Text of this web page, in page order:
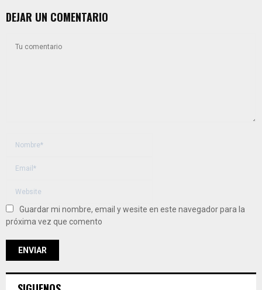
DEJAR UN COMENTARIO
Guardar mi nombre, email y wesite en este navegador para la
próxima vez que comento